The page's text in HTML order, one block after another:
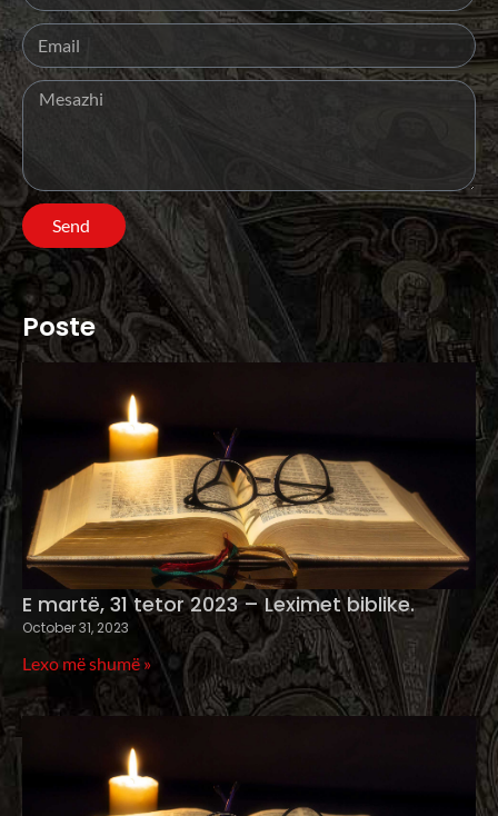
Send
Poste
E martë, 31 tetor 2023 – Leximet biblike.
October 31, 2023
Lexo më shumë »